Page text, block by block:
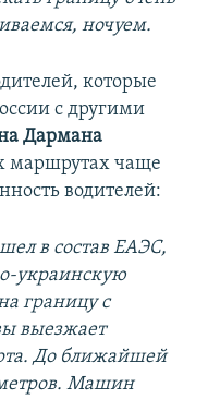
ночуем.
которые
с другими
Дармана
маршрутах чаще
водителей:
в состав ЕАЭС,
украинскую
границу с
выезжает
До ближайшей
Машин